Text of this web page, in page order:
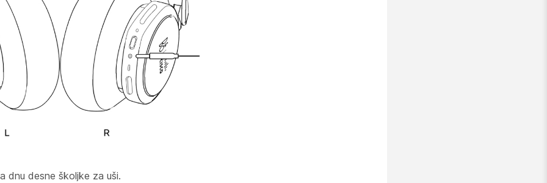
dnu desne školjke za uši.